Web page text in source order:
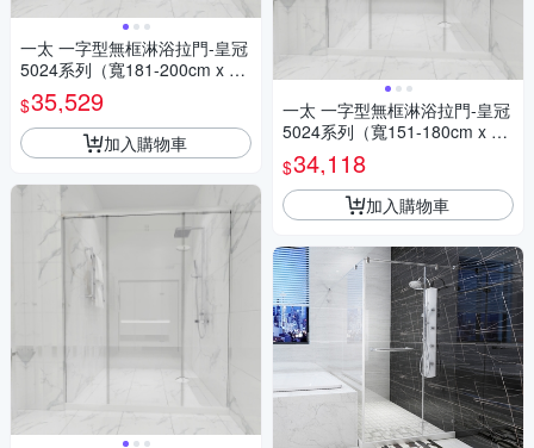
一太 一字型無框淋浴拉門-皇冠
5024系列（寬181-200cm x 高
200cm）
$35,529
加入購物車
一太 一字型無框淋浴拉門-皇冠
5024系列（寬151-180cm x 高
200cm）
$34,118
加入購物車